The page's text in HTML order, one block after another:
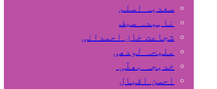
سعدیہ اسلم
ناہیدہ سیف
شجاعت خان احمدانی
ملیحہ لودھی
خدیجہ بھلّی
احسن اقبال